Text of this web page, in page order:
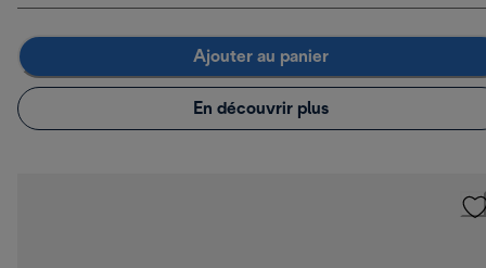
Ajouter au panier
En découvrir plus